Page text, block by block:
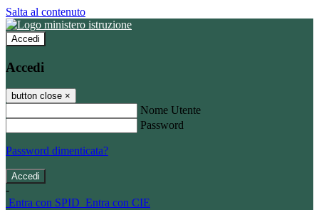
Salta al contenuto
Accedi
Accedi
button close ×
Nome Utente
Password
Password dimenticata?
-
Entra con SPID Entra con CIE